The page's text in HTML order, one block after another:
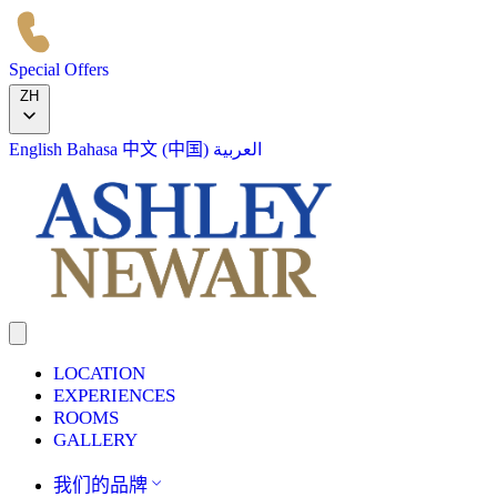
Special Offers
ZH
English Bahasa 中文 (中国) العربية
LOCATION
EXPERIENCES
ROOMS
GALLERY
我们的品牌